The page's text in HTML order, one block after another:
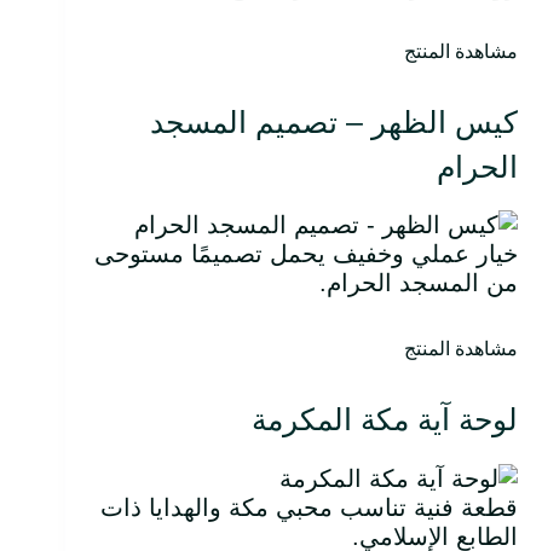
مشاهدة المنتج
كيس الظهر – تصميم المسجد
الحرام
خيار عملي وخفيف يحمل تصميمًا مستوحى
من المسجد الحرام.
مشاهدة المنتج
لوحة آية مكة المكرمة
قطعة فنية تناسب محبي مكة والهدايا ذات
الطابع الإسلامي.